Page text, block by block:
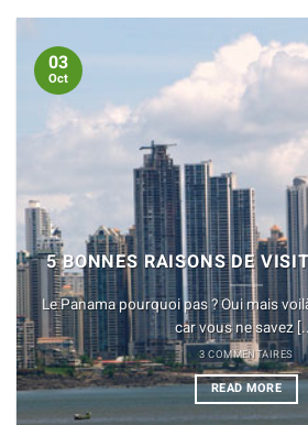
5 BONNES RAISONS DE
Le Panama pourquoi pas ? Oui mais
car vous ne savez
3 COMMENTAIRES
READ MORE
03
Oct